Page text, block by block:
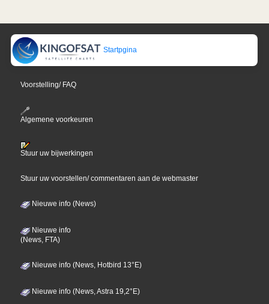
Startpgina
Voorstelling/ FAQ
Algemene voorkeuren
Stuur uw bijwerkingen
Stuur uw voorstellen/ commentaren aan de webmaster
Nieuwe info (News)
Nieuwe info
(News, FTA)
Nieuwe info (News, Hotbird 13°E)
Nieuwe info (News, Astra 19,2°E)